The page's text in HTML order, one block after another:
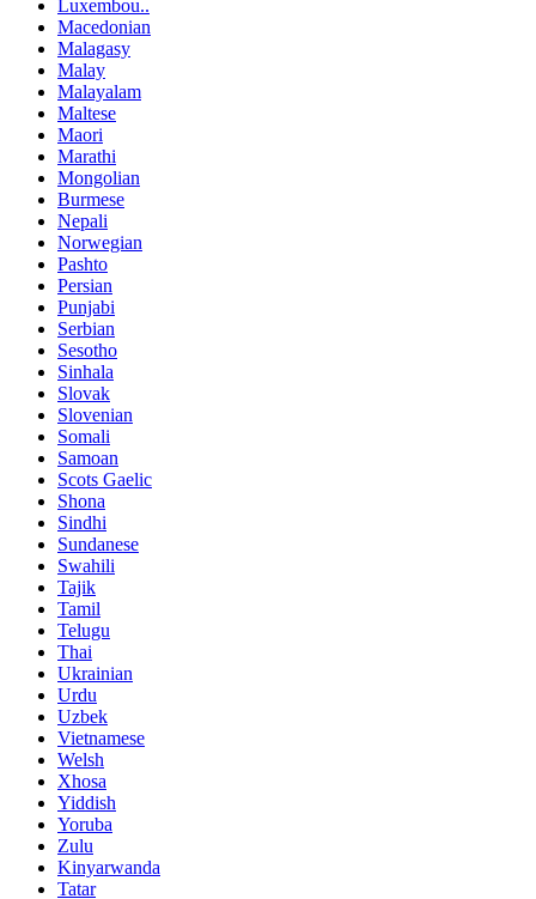
Luxembou..
Macedonian
Malagasy
Malay
Malayalam
Maltese
Maori
Marathi
Mongolian
Burmese
Nepali
Norwegian
Pashto
Persian
Punjabi
Serbian
Sesotho
Sinhala
Slovak
Slovenian
Somali
Samoan
Scots Gaelic
Shona
Sindhi
Sundanese
Swahili
Tajik
Tamil
Telugu
Thai
Ukrainian
Urdu
Uzbek
Vietnamese
Welsh
Xhosa
Yiddish
Yoruba
Zulu
Kinyarwanda
Tatar